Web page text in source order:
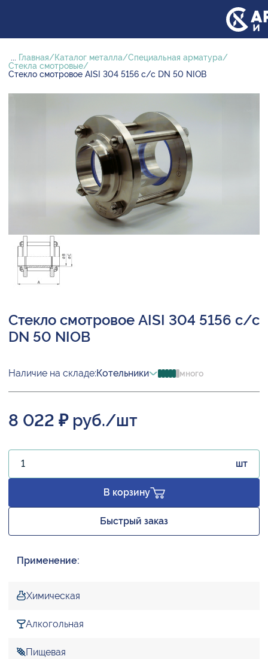
... Главная Каталог металла
Специальная арматура
Стекла смотровые
Стекло смотровое AISI 304 5156 с/с DN 50 NIOB
Стекло смотровое AISI 304 5156 с/с
DN 50 NIOB
Наличие на складе:Котельники много
8 022 ₽ руб./шт
шт
В корзину
Быстрый заказ
Применение:
Химическая
Алкогольная
Пищевая